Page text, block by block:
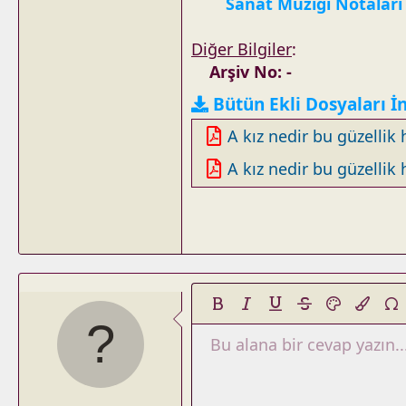
Diğer Bilgiler:
Arşiv No: -
Bütün Ekli Dosyaları
A kız nedir bu güzellik
A kız nedir bu güzellik
Kalın Yatık Altını çizÜzeri çizikMetin rengi
TıklaSatır içi tıkla
Kod Satır içi kod
HTML
Block image
ArticleSliderTabs
Bu alana bir cevap